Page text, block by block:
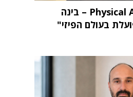
"העתיד הוא Physical AI – בינה
בעולם הפיזי"